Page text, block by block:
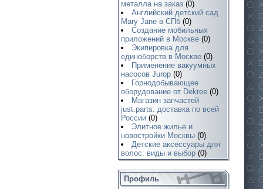
металла на заказ (0)
Английский детский сад
Mary Jane в СПб (0)
Создание мобильных
приложений в Москве (0)
Экипировка для
единоборств в Москве (0)
Применение вакуумных
насосов Jurop (0)
Горнодобывающее
оборудование от Dekree (0)
Магазин запчастей
just.parts: доставка по всей
России (0)
Элитное жилье и
новостройки Москвы (0)
Детские аксессуары для
волос: виды и выбор (0)
Профиль